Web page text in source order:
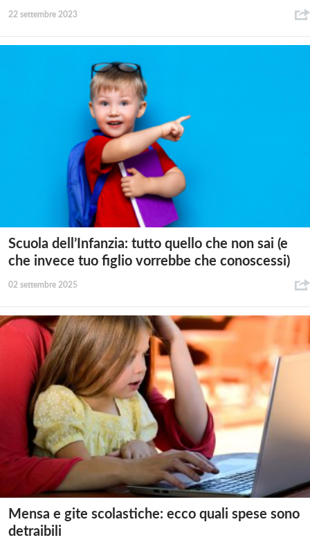
22 settembre 2023
Scuola dell’Infanzia: tutto quello che non sai (e
che invece tuo figlio vorrebbe che conoscessi)
02 settembre 2025
Mensa e gite scolastiche: ecco quali spese sono
detraibili